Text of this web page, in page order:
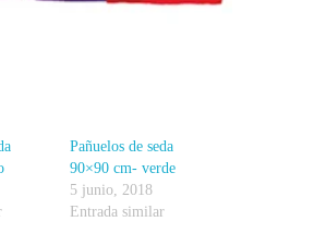
Pañuelos de seda
90×90 cm- verde
5 junio, 2018
Entrada similar